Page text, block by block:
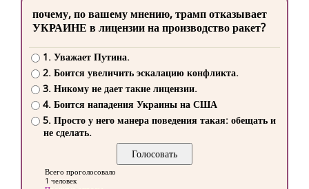
почему, по вашему мнению, трамп отказывает
УКРАИНЕ в лицензии на производство ракет?
1. Уважает Путина.
2. Боится увеличить эскалацию конфликта.
3. Никому не дает такие лицензии.
4. Боится нападения Украины на США
5. Просто у него манера поведения такая: обещать и
не сделать.
Всего проголосовало
1 человек